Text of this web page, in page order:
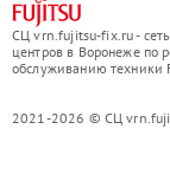
СЦ vrn.fujitsu-fix.ru -
центров в Воронеже по
обслуживанию техники
2021-2026 © СЦ